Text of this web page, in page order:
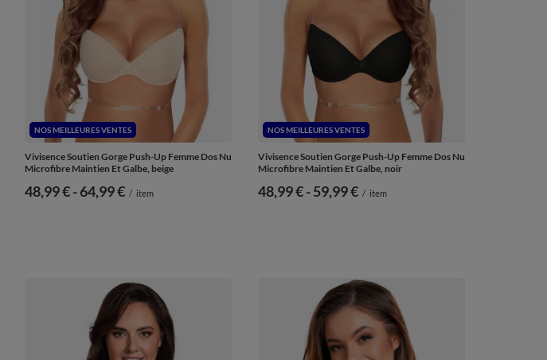
NOS MEILLEURES VENTES
Vivisence Soutien Gorge Push-Up Femme Dos Nu
Microfibre Maintien Et Galbe, beige
de
48,99 €-vers le bas
64,99 € / item
NOS MEILLEURES VENTES
Vivisence Soutien Gorge Push-Up Femme Dos Nu
Microfibre Maintien Et Galbe, noir
de
48,99 €-vers le bas
59,99 € / item